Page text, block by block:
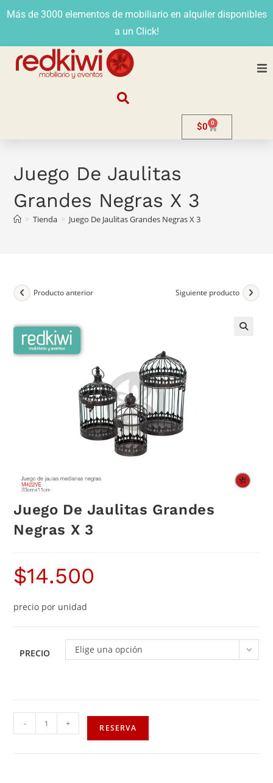
Más de 3000 elementos de mobiliario en alquiler disponibles
a un Click!
Venta
$0 0
Juego De Jaulitas
Grandes Negras X 3
> Tienda > Juego De Jaulitas Grandes Negras X 3
Producto anterior Siguiente producto
Juego De Jaulitas Grandes
Negras X 3
$14.500
precio por unidad
PRECIO Elige una opción
- + RESERVA